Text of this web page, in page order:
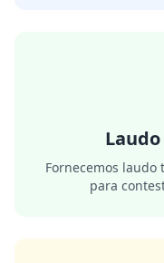
Fornecemos laudo
para